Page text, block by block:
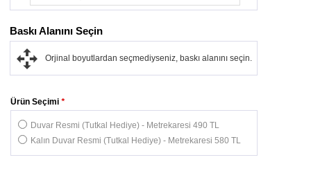
*
Ürün Seçimi
Duvar Resmi (Tutkal Hediye) - Metrekaresi 490 TL
Kalın Duvar Resmi (Tutkal Hediye) - Metrekaresi 580 TL
Baskı Alanını Seçin
Orjinal boyutlardan seçmediyseniz, baskı alanını seçin.